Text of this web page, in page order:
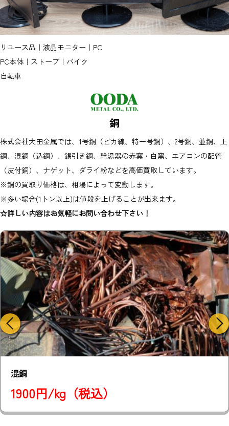
リユース品｜液晶モニター｜PC
PC本体｜ストーブ｜バイク
自転車
銅
株式会社大田金属では、1号銅（ピカ線、特一号銅）、2号銅、並銅、上
銅、混銅（込銅）、錫引き銅、給湯器の赤窯・白窯、エアコンの配管
（皮付銅）、ナゲット、ダライ粉などを高価買取しています。
※銅の買取り価格は、相場によって変動します。
※多い場合(1トン以上)は値段を上げることが出来ます。
☆詳しい内容はお気軽にお問い合わせ下さい！
赤窯
1800円/kg（税込）